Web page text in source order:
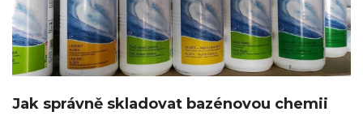
Jak správně skladovat bazénovou chemii